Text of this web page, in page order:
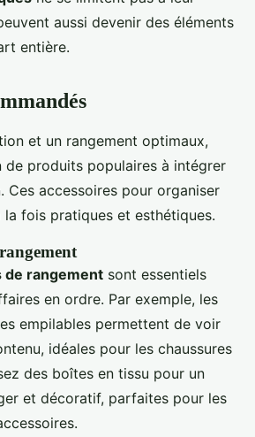
aussi devenir des éléments
entière.
et un rangement optimaux,
de produits populaires à intégrer
Ces accessoires pour organiser
la fois pratiques et esthétiques.
de rangement sont essentiels
en ordre. Par exemple, les
empilables permettent de voir
idéales pour les chaussures
des boîtes en tissu pour un
et décoratif, parfaites pour les